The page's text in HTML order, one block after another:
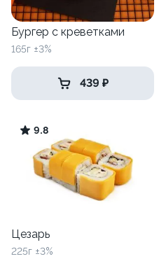
Бургер с креветками
165г ±3%
439 ₽
9.8
Цезарь
225г ±3%